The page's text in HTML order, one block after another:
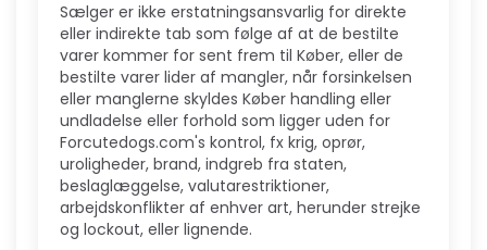
Sælger er ikke erstatningsansvarlig for direkte
eller indirekte tab som følge af at de bestilte
varer kommer for sent frem til Køber, eller de
bestilte varer lider af mangler, når forsinkelsen
eller manglerne skyldes Køber handling eller
undladelse eller forhold som ligger uden for
Forcutedogs.com's kontrol, fx krig, oprør,
uroligheder, brand, indgreb fra staten,
beslaglæggelse, valutarestriktioner,
arbejdskonflikter af enhver art, herunder strejke
og lockout, eller lignende.